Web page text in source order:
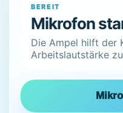
BEREIT
Mikrofon
Die Ampel hilft der
Arbeitslautstärke